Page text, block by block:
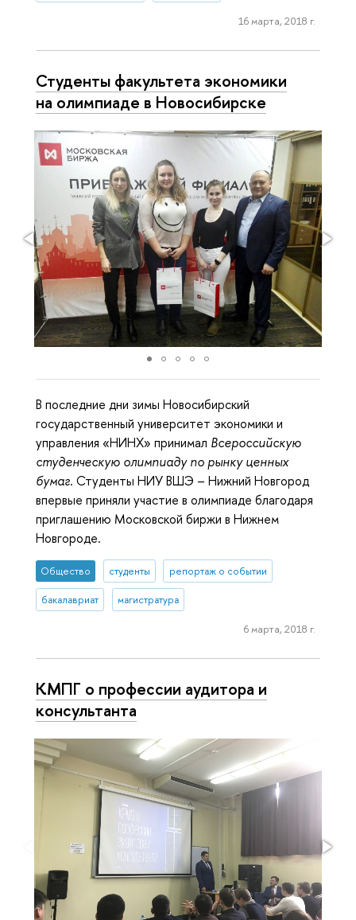
16 марта, 2018 г.
Студенты факультета экономики
на олимпиаде в Новосибирске
В последние дни зимы Новосибирский
государственный университет экономики и
управления «НИНХ» принимал Всероссийскую
студенческую олимпиаду по рынку ценных
бумаг. Студенты НИУ ВШЭ – Нижний Новгород
впервые приняли участие в олимпиаде благодаря
приглашению Московской биржи в Нижнем
Новгороде.
Общество студенты репортаж о событии
бакалавриат магистратура
6 марта, 2018 г.
КМПГ о профессии аудитора и
консультанта